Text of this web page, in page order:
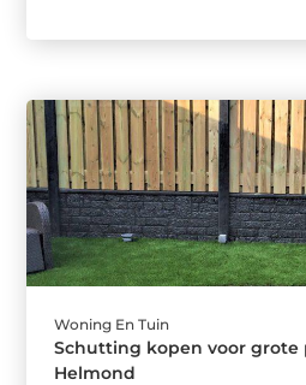
Woning En Tuin
Schutting kopen voor grote
Helmond